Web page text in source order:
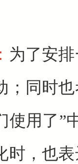
： 为了安
；同时
使用了”
时，也